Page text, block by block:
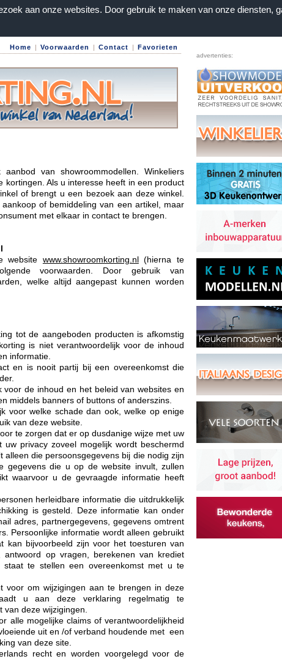
aan onze websites. Door gebruik te maken van onze diensten,
Home | Voorwaarden | Contact | Favorieten
advertenties:
van showroommodellen. Winkeliers
Als u interesse heeft in een product
of brengt u een bezoek aan deze winkel.
of bemiddeling van een artikel, maar
met elkaar in contact te brengen.
website www.showroomkorting.nl(hierna te
voorwaarden. Door gebruik van
welke altijd aangepast kunnen worden
tot de aangeboden producten is afkomstig
is niet verantwoordelijk voor de inhoud
informatie.
en is nooit partij bij een overeenkomst die
de inhoud en het beleid van websites en
middels banners of buttons of anderszins.
voor welke schade dan ook, welke op enige
van deze website.
te zorgen dat er op dusdanige wijze met uw
privacy zoveel mogelijk wordt beschermd
die persoonsgegevens bij die nodig zijn
gegevens die u op de website invult, zullen
waarvoor u de gevraagde informatie heeft
herleidbare informatie die uitdrukkelijk
is gesteld. Deze informatie kan onder
adres, partnergegevens, gegevens omtrent
Persoonlijke informatie wordt alleen gebruikt
kan bijvoorbeeld zijn voor het toesturen van
antwoord op vragen, berekenen van krediet
te stellen een overeenkomst met u te
voor om wijzigingen aan te brengen in deze
u aan deze verklaring regelmatig te
deze wijzigingen.
alle mogelijke claims of verantwoordelijkheid
uit en /of verband houdende met een
van deze site.
recht en worden voorgelegd voor de